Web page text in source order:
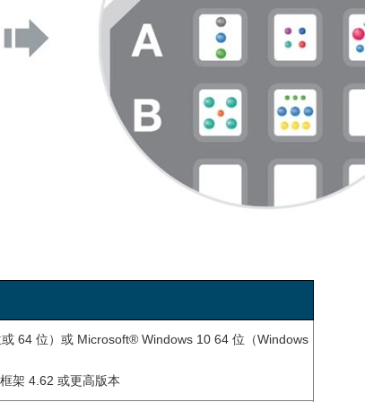
64 位）或 Microsoft® Windows 10 64 位（Windows
架 4.62 或更高版本